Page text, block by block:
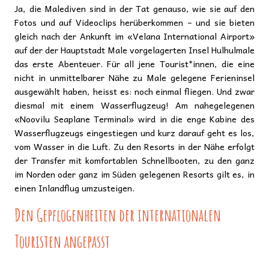
Ja, die Malediven sind in der Tat genauso, wie sie auf den
Fotos und auf Videoclips herüberkommen – und sie bieten
gleich nach der Ankunft im «Velana International Airport»
auf der der Hauptstadt Male vorgelagerten Insel Hulhulmale
das erste Abenteuer. Für all jene Tourist*innen, die eine
nicht in unmittelbarer Nähe zu Male gelegene Ferieninsel
ausgewählt haben, heisst es: noch einmal fliegen. Und zwar
diesmal mit einem Wasserflugzeug! Am nahegelegenen
«Noovilu Seaplane Terminal» wird in die enge Kabine des
Wasserflugzeugs eingestiegen und kurz darauf geht es los,
vom Wasser in die Luft. Zu den Resorts in der Nähe erfolgt
der Transfer mit komfortablen Schnellbooten, zu den ganz
im Norden oder ganz im Süden gelegenen Resorts gilt es, in
einen Inlandflug umzusteigen.
Den Gepflogenheiten der internationalen
Touristen angepasst